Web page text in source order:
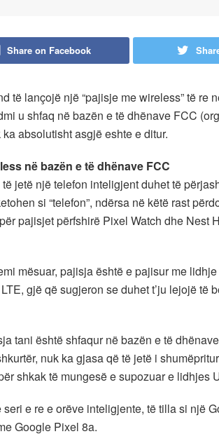
Share on Facebook
të lançojë një “pajisje me wireless” të re
u shfaq në bazën e të dhënave FCC
absolutisht asgjë eshte e ditur.
në bazën e të dhënave FCC
jetë një telefon inteligjent duhet të
si “telefon”, ndërsa në këtë rast
pajisjet përfshirë Pixel Watch dhe Nest
mësuar, pajisja është e pajisur me
gjë që sugjeron se duhet t’ju lejojë të
tani është shfaqur në bazën e të
nuk ka gjasa që të jetë i
shkak të mungesë e supozuar e lidhjes
e re e orëve inteligjente, të tilla si një
Google Pixel 8a.